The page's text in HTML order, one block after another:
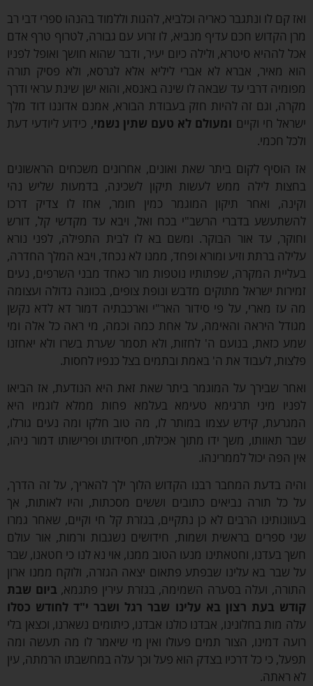
קם לו ונתגבר כאריה וכלביא, להגות וללמוד בהנהו ספרי דבי רב
הקדוש חכם עדיף מנביא, לו זרוע עם גבורה, לטרוף טרף אדם
לההיא סיטרא, ולילה כיום יעיר, ודבר שהוא חושך ואופל לפניו
מאיר, אברא לא אברי ליליא אלא לגרסא, ולא פסיק תורה
דרבי עד שבאה לו שינה באנסא, והוא ישן שינת עראי ודרך
וגם זה להיות חזק בעבודת הבורא, אמנם אדוננו דוד מלך
חי וקייםומעולם לא טעם שתין נשמי, כידוע ליודעי דעת
חכמי.
לקום ביתר שאת ואונים, אחרונים משכחים הראשונים
לילה ממש לעשות תיקון לשכינה, בדמעות שליש נהי
ואחר תיקון המוגמר כמין חומר, אחז לו צדיק דרכו
בדברי הרשב"י בכח ואל, ויבא עד מקדשי קל, דורש
עד אור הבוקר. ומשם בא לו לבית התפילה, לפני נורא
ברתת וזיע ומורא ופחד, ממנו לא נכחד, ויבא המלך החדרה,
המקרה, שפתותיו נוטפות מור כאחד מבני השרפים, נעים
ישראל מתוקים מדבש ונופת צופים, בכוונה גדולה ועצומה
מארי, על פי סידור האר"י וארכבתיה דמור דא לדא נקשן
היראה והאימה, על אחת כמה וכמה, מי ראה כל אלה ומי
כזאת, בנועם ה' לחזות, ולא תסמר שערת בשרו ולא יאחזנו
לעבוד את ה' באמת ובתמים בצל כנפיו לחסות.
שבירך על המוגמר ביתר שאת זאת היא הנודעת, אז הביאו
מיני תרגימא טעימא בעלמא פחות ממלא לוגמיו היא
קידש עצמו במותר לו, מה טוב חלקו ומה נעים גורלו,
תאוותו, משך ידו מתוך אכילתו, חסידותו ופרישותו דמור ניהו,
הפה יכול לממרינהו.
בדעת המחבר רבנו הקדוש הלוך ילך להאריך, על זה הדרך,
תורה נביאים כתובים וששים מסכתות, והיו לאותות, אך
הרבים לא כן נתקיים, בגזרת קל חי וקיים, שאחר גמרו
ספרים בראשית ושמות, חידושים נשגבות ורמות, אור עולם
בעדנו, וחטאתינו מנעו הטוב ממנו, אוי נא לנו כי חטאנו, שבר
בא עלינו שבפתע פתאום יצאה הגזרה, ולוקח ממנו ארון
ועלה בסערה השמימה, בגזרת עירין פתגמא,ביום שבת
בעת רצון בא עלינו שבר רגל ושבר י"ד לחודש כסלו
מות בחלונינו, אבדנו כולנו אבדנו, כיתומים נשארנו, וכצאן בלי
דמינו, הצור תמים פעולו ואין מי שיאמר לו מה תעשה ומה
כי כל דרכיו בצדק הוא פעל וכך עלה במחשבתו הרמתה, עין